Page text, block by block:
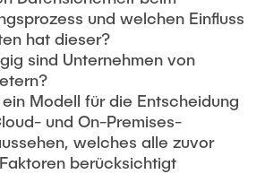
und welchen Einfluss
hat dieser?
sind Unternehmen von
Modell für die Entscheidung
und On-Premises-
welches alle zuvor
berücksichtigt